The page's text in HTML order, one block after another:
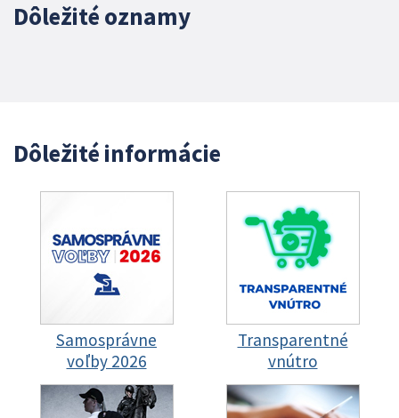
Dôležité oznamy
Dôležité informácie
Samosprávne
voľby 2026
Transparentné
vnútro